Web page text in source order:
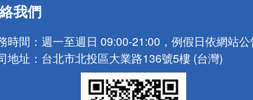
我們
時間： 週一至週日 09:00-21:00，例假日依網站
地址： 台北市北投區大業路136號5樓 (台灣)